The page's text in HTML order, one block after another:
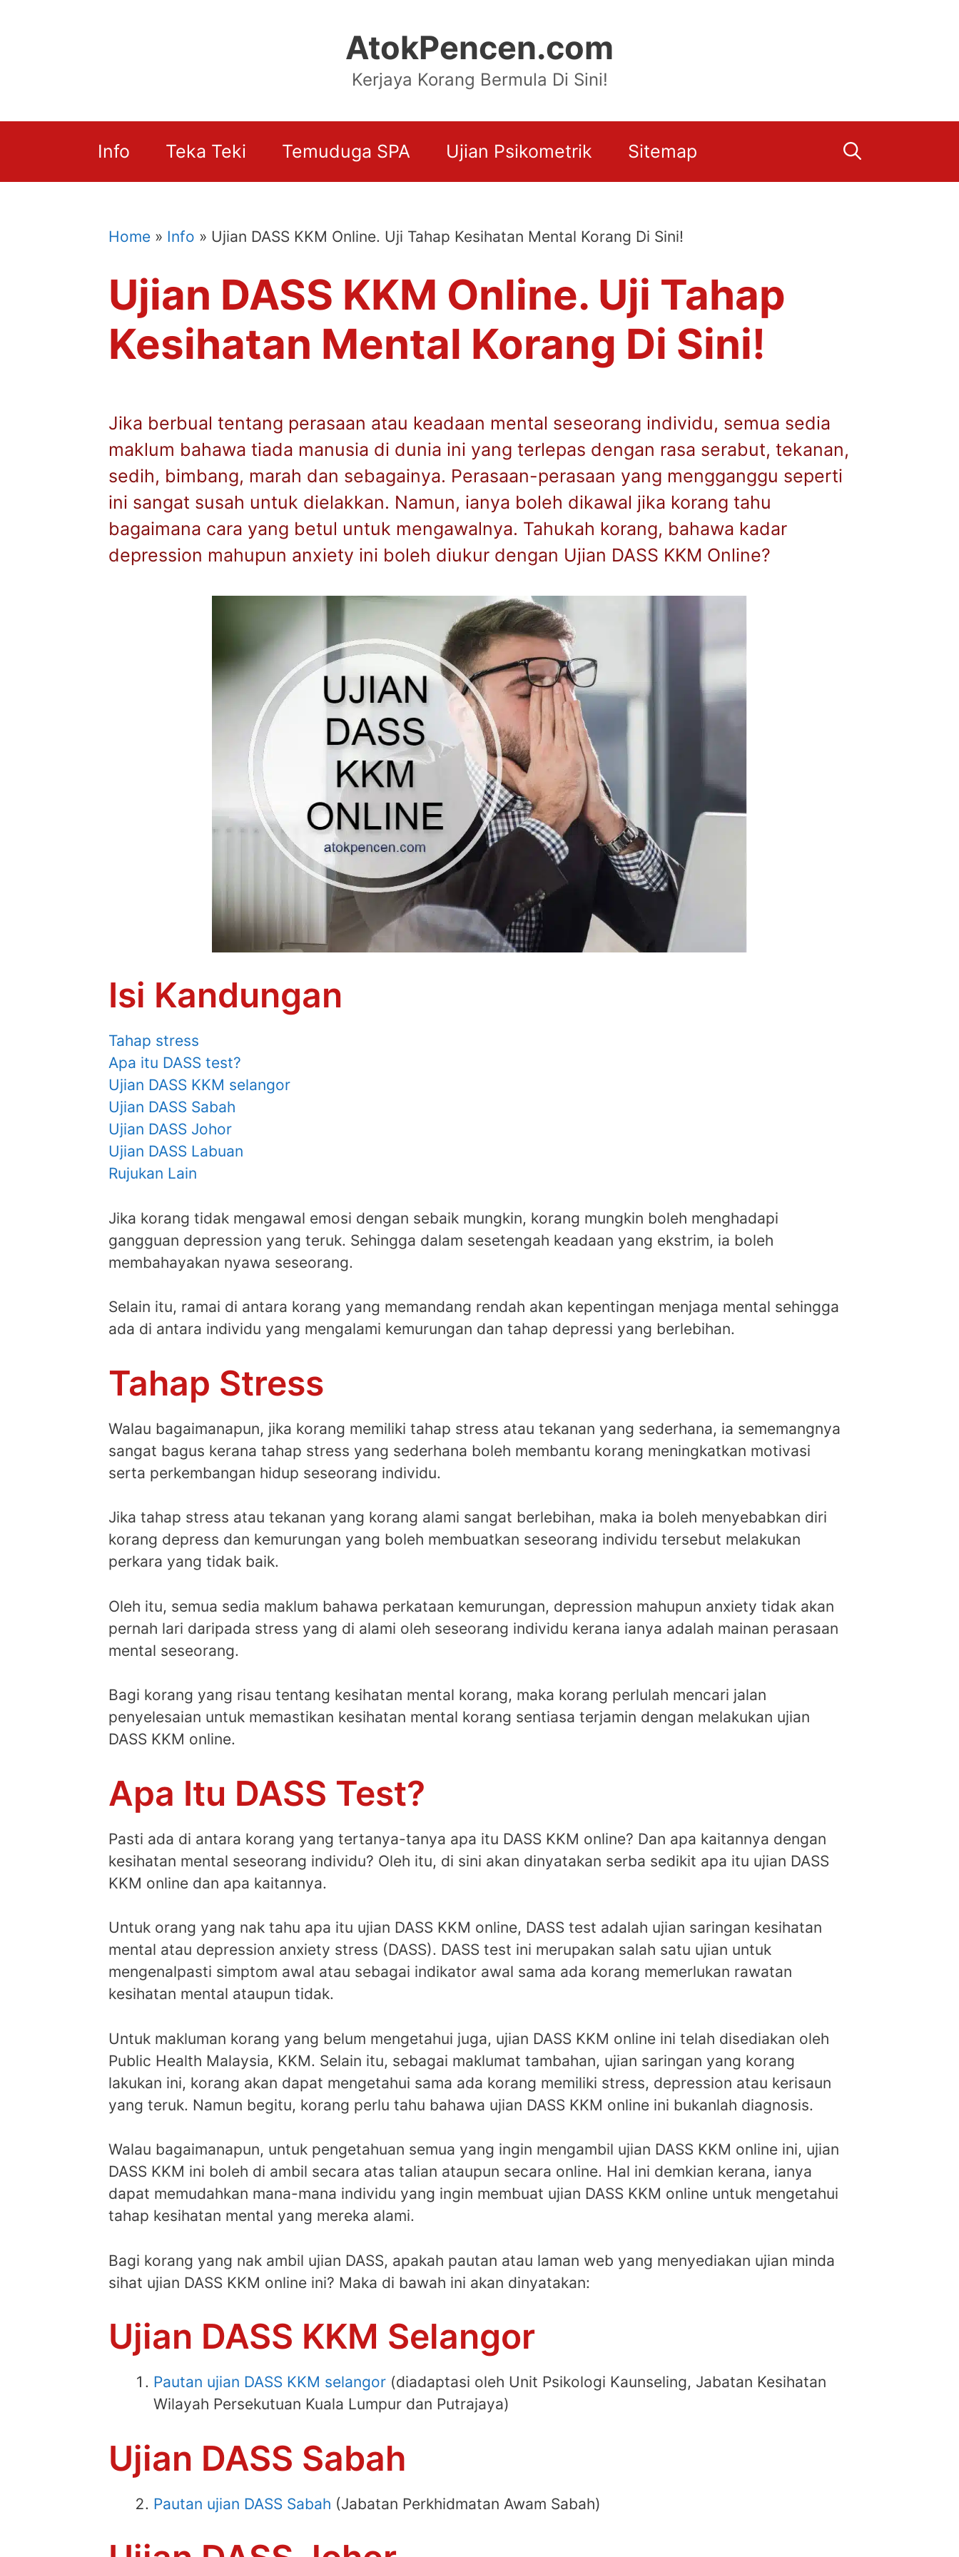
AtokPencen.com
Kerjaya Korang Bermula Di Sini!
Info Teka Teki Temuduga SPA Ujian Psikometrik Sitemap
Home » Info » Ujian DASS KKM Online. Uji Tahap Kesihatan Mental Korang Di Sini!
Ujian DASS KKM Online. Uji Tahap
Kesihatan Mental Korang Di Sini!
Jika berbual tentang perasaan atau keadaan mental seseorang individu, semua sedia
maklum bahawa tiada manusia di dunia ini yang terlepas dengan rasa serabut, tekanan,
sedih, bimbang, marah dan sebagainya. Perasaan-perasaan yang mengganggu seperti
ini sangat susah untuk dielakkan. Namun, ianya boleh dikawal jika korang tahu
bagaimana cara yang betul untuk mengawalnya. Tahukah korang, bahawa kadar
depression mahupun anxiety ini boleh diukur dengan Ujian DASS KKM Online?
Isi Kandungan
Tahap stress
Apa itu DASS test?
Ujian DASS KKM selangor
Ujian DASS Sabah
Ujian DASS Johor
Ujian DASS Labuan
Rujukan Lain
Jika korang tidak mengawal emosi dengan sebaik mungkin, korang mungkin boleh menghadapi
gangguan depression yang teruk. Sehingga dalam sesetengah keadaan yang ekstrim, ia boleh
membahayakan nyawa seseorang.
Selain itu, ramai di antara korang yang memandang rendah akan kepentingan menjaga mental sehingga
ada di antara individu yang mengalami kemurungan dan tahap depressi yang berlebihan.
Tahap Stress
Walau bagaimanapun, jika korang memiliki tahap stress atau tekanan yang sederhana, ia sememangnya
sangat bagus kerana tahap stress yang sederhana boleh membantu korang meningkatkan motivasi
serta perkembangan hidup seseorang individu.
Jika tahap stress atau tekanan yang korang alami sangat berlebihan, maka ia boleh menyebabkan diri
korang depress dan kemurungan yang boleh membuatkan seseorang individu tersebut melakukan
perkara yang tidak baik.
Oleh itu, semua sedia maklum bahawa perkataan kemurungan, depression mahupun anxiety tidak akan
pernah lari daripada stress yang di alami oleh seseorang individu kerana ianya adalah mainan perasaan
mental seseorang.
Bagi korang yang risau tentang kesihatan mental korang, maka korang perlulah mencari jalan
penyelesaian untuk memastikan kesihatan mental korang sentiasa terjamin dengan melakukan ujian
DASS KKM online.
Apa Itu DASS Test?
Pasti ada di antara korang yang tertanya-tanya apa itu DASS KKM online? Dan apa kaitannya dengan
kesihatan mental seseorang individu? Oleh itu, di sini akan dinyatakan serba sedikit apa itu ujian DASS
KKM online dan apa kaitannya.
Untuk orang yang nak tahu apa itu ujian DASS KKM online, DASS test adalah ujian saringan kesihatan
mental atau depression anxiety stress (DASS). DASS test ini merupakan salah satu ujian untuk
mengenalpasti simptom awal atau sebagai indikator awal sama ada korang memerlukan rawatan
kesihatan mental ataupun tidak.
Untuk makluman korang yang belum mengetahui juga, ujian DASS KKM online ini telah disediakan oleh
Public Health Malaysia, KKM. Selain itu, sebagai maklumat tambahan, ujian saringan yang korang
lakukan ini, korang akan dapat mengetahui sama ada korang memiliki stress, depression atau kerisaun
yang teruk. Namun begitu, korang perlu tahu bahawa ujian DASS KKM online ini bukanlah diagnosis.
Walau bagaimanapun, untuk pengetahuan semua yang ingin mengambil ujian DASS KKM online ini, ujian
DASS KKM ini boleh di ambil secara atas talian ataupun secara online. Hal ini demkian kerana, ianya
dapat memudahkan mana-mana individu yang ingin membuat ujian DASS KKM online untuk mengetahui
tahap kesihatan mental yang mereka alami.
Bagi korang yang nak ambil ujian DASS, apakah pautan atau laman web yang menyediakan ujian minda
sihat ujian DASS KKM online ini? Maka di bawah ini akan dinyatakan:
Ujian DASS KKM Selangor
Pautan ujian DASS KKM selangor (diadaptasi oleh Unit Psikologi Kaunseling, Jabatan Kesihatan
Wilayah Persekutuan Kuala Lumpur dan Putrajaya)
Ujian DASS Sabah
Pautan ujian DASS Sabah (Jabatan Perkhidmatan Awam Sabah)